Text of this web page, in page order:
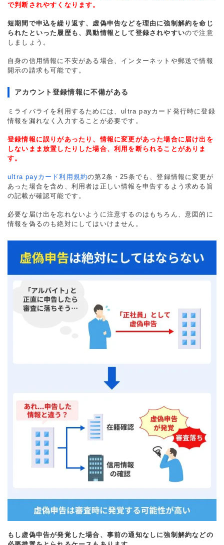
で判断されやすくなります。
短期間で申込を繰り返す、虚偽申告などを理由に強制解約を命じ
られたといった履歴も、異動情報として登録されやすいので注意
しましょう。
自身の信用情報に不安がある場合、インターネットや郵送で情報
開示の請求も可能です。
アカウント登録情報に不備がある
ミライバライを利用するためには、ultra payカード発行時に登録
情報を漏れなく入力することが必要です。
登録情報に誤りがあったり、情報に変更があった場合に届け出を
しないまま放置したりした場合、利用を断られることがありま
す。
ultra payカード利用規約の第2条・25条でも、登録情報に変更が
あった場合を含め、利用者は正しい情報を申告するよう求める旨
の記載が確認可能です。
必要な届け出を忘れないように注意するのはもちろん、意図的に
情報を偽るのも絶対にしてはいけません。
もし虚偽申告が発覚した場合、事前の通知なしに強制解約などの